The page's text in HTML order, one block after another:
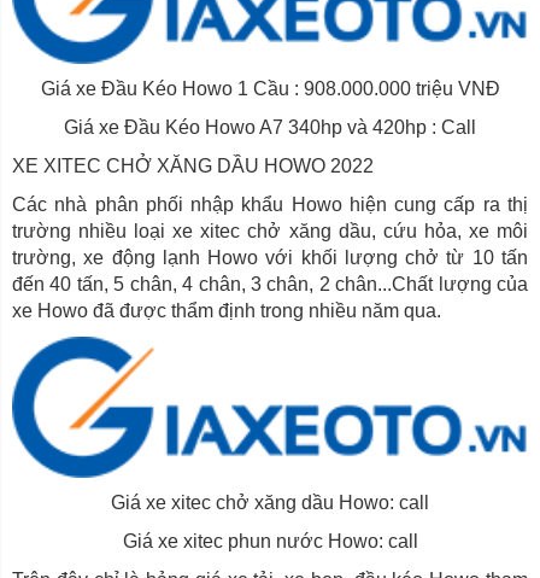
Giá xe Đầu Kéo Howo 1 Cầu : 908.000.000 triệu VNĐ
Giá xe Đầu Kéo Howo A7 340hp và 420hp : Call
XE XITEC CHỞ XĂNG DẦU HOWO 2022
Các nhà phân phối nhập khẩu Howo hiện cung cấp ra thị
trường nhiều loại xe xitec chở xăng dầu, cứu hỏa, xe môi
trường, xe động lạnh Howo với khối lượng chở từ 10 tấn
đến 40 tấn, 5 chân, 4 chân, 3 chân, 2 chân...Chất lượng của
xe Howo đã được thẩm định trong nhiều năm qua.
Giá xe xitec chở xăng dầu Howo: call
Giá xe xitec phun nước Howo: call